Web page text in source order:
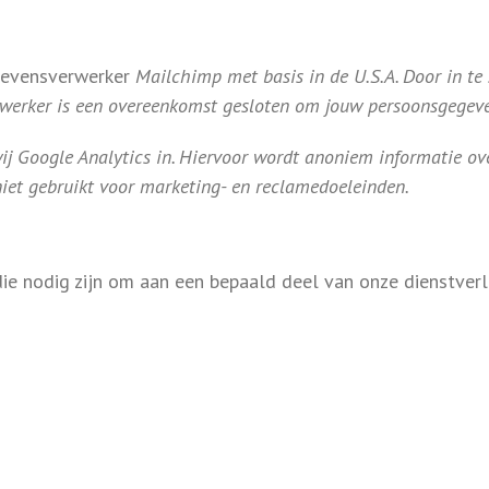
Mailchimp met basis in de U.S.A. Door in
is een overeenkomst gesloten om jouw
Google Analytics in. Hiervoor wordt anoniem informatie
gebruikt voor marketing- en reclamedoeleinden.
nodig zijn om aan een bepaald deel van onze